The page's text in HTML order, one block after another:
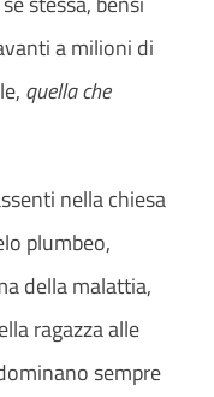
a milioni di
quella che
nella chiesa
plumbeo,
della malattia,
ragazza alle
sempre